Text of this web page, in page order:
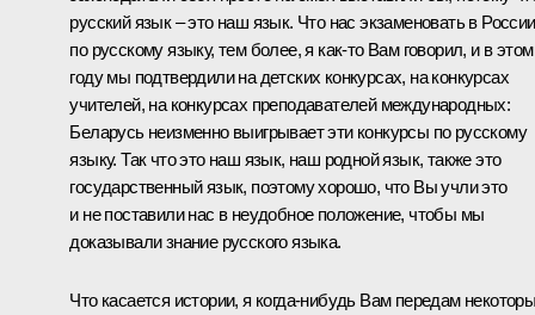
русский язык – это наш язык. Что нас экзаменовать в России
по русскому языку, тем более, я как‑то Вам говорил, и в этом
году мы подтвердили на детских конкурсах, на конкурсах
учителей, на конкурсах преподавателей международных:
Беларусь неизменно выигрывает эти конкурсы по русскому
языку. Так что это наш язык, наш родной язык, также это
государственный язык, поэтому хорошо, что Вы учли это
и не поставили нас в неудобное положение, чтобы мы
доказывали знание русского языка.
Что касается истории, я когда‑нибудь Вам передам